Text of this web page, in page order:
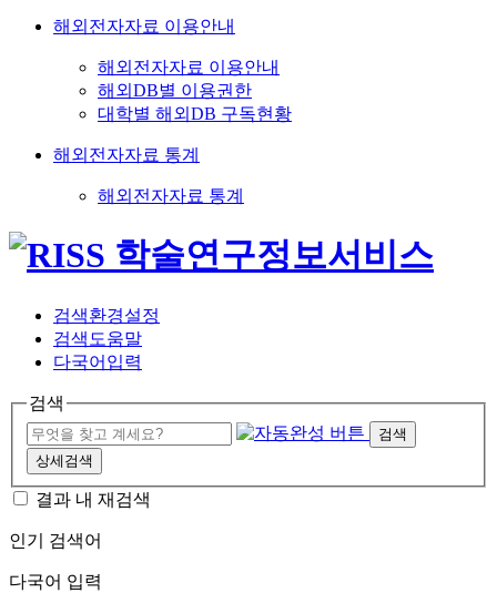
해외전자자료 이용안내
해외전자자료 이용안내
해외DB별 이용권한
대학별 해외DB 구독현황
해외전자자료 통계
해외전자자료 통계
검색환경설정
검색도움말
다국어입력
검색
검색
상세검색
결과 내 재검색
인기 검색어
다국어 입력